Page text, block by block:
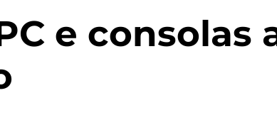
e consolas